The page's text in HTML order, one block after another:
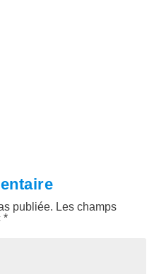
publiée. Les champs
*